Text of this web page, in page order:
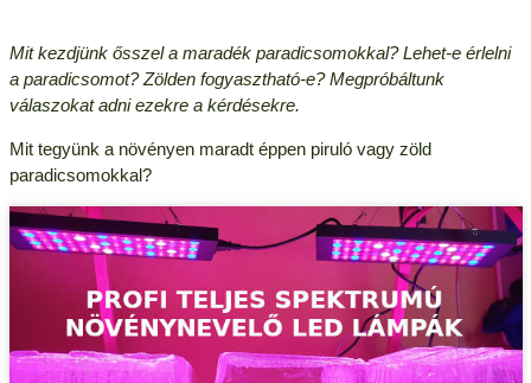
Mit kezdjünk ősszel a maradék paradicsomokkal? Lehet-e érlelni
a paradicsomot? Zölden fogyasztható-e? Megpróbáltunk
válaszokat adni ezekre a kérdésekre.
Mit tegyünk a növényen maradt éppen piruló vagy zöld
paradicsomokkal?